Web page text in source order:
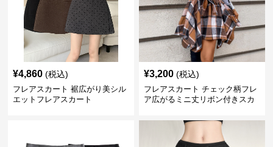
¥4,860 (税込)
フレアスカート 裾広がり美シル
エットフレアスカート
¥3,200 (税込)
フレアスカート チェック柄フレ
ア広がるミニ丈リボン付きスカ